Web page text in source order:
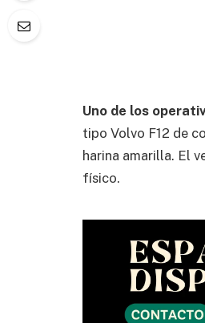
Uno de los
tipo Volvo F12 de
harina amarilla. El
físico.